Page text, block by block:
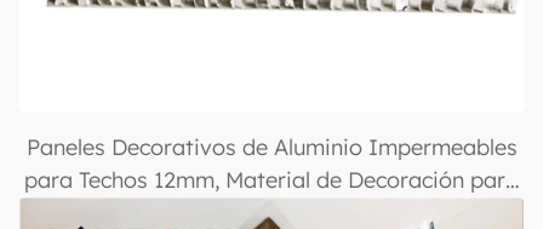
Paneles Decorativos de Aluminio Impermeables
para Techos 12mm, Material de Decoración para
Construcción, Paneles de Aluminio con Paneles